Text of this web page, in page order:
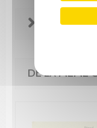
FICHE
DE LA MÊME